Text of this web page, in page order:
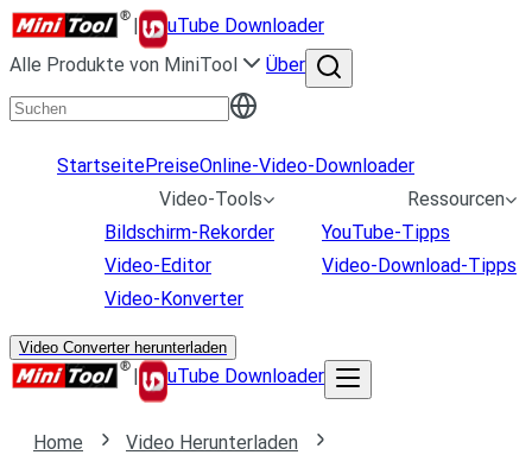
|
uTube Downloader
Alle Produkte von MiniTool
Über
StartseitePreiseOnline-Video-Downloader
Video-Tools
Bildschirm-Rekorder
Video-Editor
Video-Konverter
Ressourcen
YouTube-Tipps
Video-Download-Tipps
Video Converter herunterladen
| uTube Downloader
Home
Video Herunterladen